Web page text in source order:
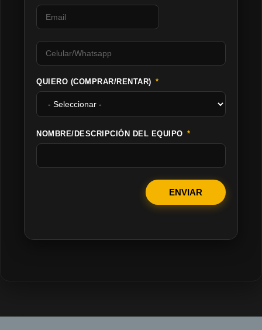
QUIERO (COMPRAR/RENTAR)
NOMBRE/DESCRIPCIÓN DEL EQUIPO
ENVIAR